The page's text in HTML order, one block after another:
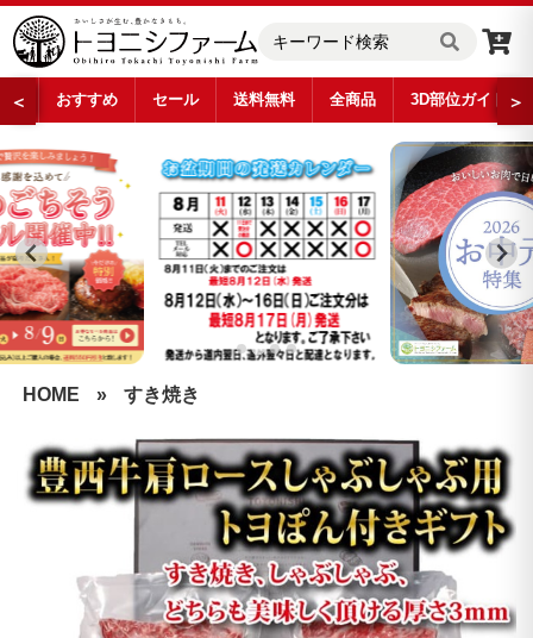
＜ おすすめ セール 送料無料 全商品 3D部位ガイド ＞
HOME » すき焼き